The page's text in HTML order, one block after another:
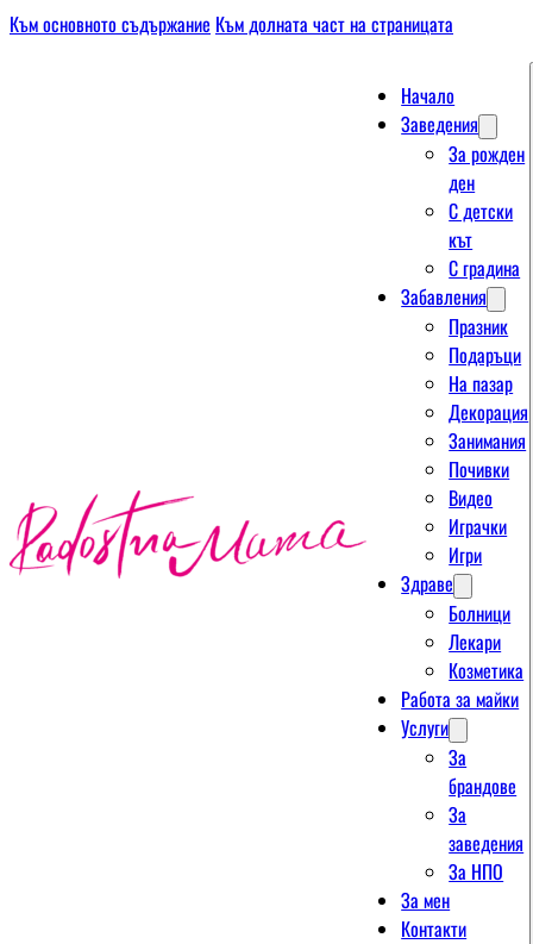
Към основното съдържание Към долната част на страницата
Начало
Заведения
За рожден
ден
С детски
кът
С градина
Забавления
Празник
Подаръци
На пазар
Декорация
Занимания
Почивки
Видео
Играчки
Игри
Здраве
Болници
Лекари
Козметика
Работа за майки
Услуги
За
брандове
За
заведения
За НПО
За мен
Контакти